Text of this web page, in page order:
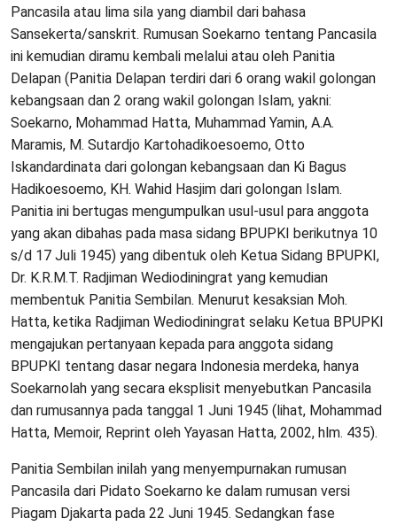
Pancasila atau lima sila yang diambil dari bahasa
Sansekerta/sanskrit. Rumusan Soekarno tentang Pancasila
ini kemudian diramu kembali melalui atau oleh Panitia
Delapan (Panitia Delapan terdiri dari 6 orang wakil golongan
kebangsaan dan 2 orang wakil golongan Islam, yakni:
Soekarno, Mohammad Hatta, Muhammad Yamin, A.A.
Maramis, M. Sutardjo Kartohadikoesoemo, Otto
Iskandardinata dari golongan kebangsaan dan Ki Bagus
Hadikoesoemo, KH. Wahid Hasjim dari golongan Islam.
Panitia ini bertugas mengumpulkan usul-usul para anggota
yang akan dibahas pada masa sidang BPUPKI berikutnya 10
s/d 17 Juli 1945) yang dibentuk oleh Ketua Sidang BPUPKI,
Dr. K.R.M.T. Radjiman Wediodiningrat yang kemudian
membentuk Panitia Sembilan. Menurut kesaksian Moh.
Hatta, ketika Radjiman Wediodiningrat selaku Ketua BPUPKI
mengajukan pertanyaan kepada para anggota sidang
BPUPKI tentang dasar negara Indonesia merdeka, hanya
Soekarnolah yang secara eksplisit menyebutkan Pancasila
dan rumusannya pada tanggal 1 Juni 1945 (lihat, Mohammad
Hatta, Memoir, Reprint oleh Yayasan Hatta, 2002, hlm. 435).
Panitia Sembilan inilah yang menyempurnakan rumusan
Pancasila dari Pidato Soekarno ke dalam rumusan versi
Piagam Djakarta pada 22 Juni 1945. Sedangkan fase